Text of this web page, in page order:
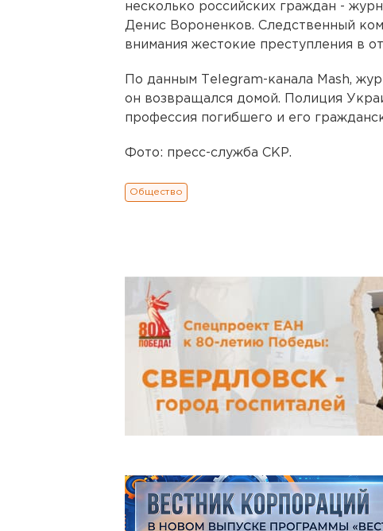
несколько российских граждан -
Денис Вороненков. Следственный
внимания жестокие преступления в
По данным Тelegram-канала Mash,
он возвращался домой. Полиция
профессия погибшего и его
Фото: пресс-служба СКР.
Общество